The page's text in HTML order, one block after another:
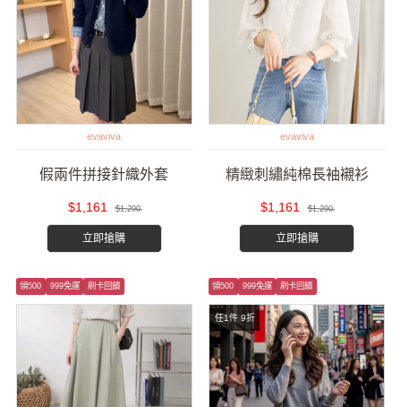
evaviva
假兩件拼接針織外套
$1,161 $1,290
立即搶購
evaviva
精緻刺繡純棉長袖襯衫
$1,161 $1,290
立即搶購
領500 999免運 刷卡回饋
任1件 9折
領500 999免運 刷卡回饋